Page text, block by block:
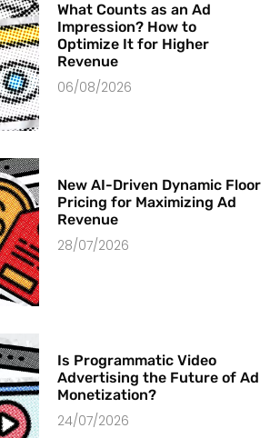
What Counts as an Ad
Impression? How to
Optimize It for Higher
Revenue
06/08/2026
New AI-Driven Dynamic Floor
Pricing for Maximizing Ad
Revenue
28/07/2026
Is Programmatic Video
Advertising the Future of Ad
Monetization?
24/07/2026